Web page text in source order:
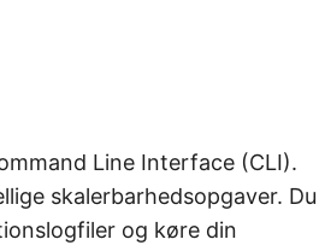
Line Interface (CLI).
skalerbarhedsopgaver. Du
og køre din